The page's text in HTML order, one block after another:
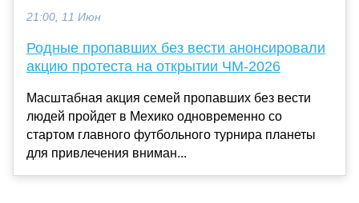
21:00, 11 Июн
Родные пропавших без вести анонсировали
акцию протеста на открытии ЧМ-2026
Масштабная акция семей пропавших без вести
людей пройдет в Мехико одновременно со
стартом главного футбольного турнира планеты
для привлечения вниман...